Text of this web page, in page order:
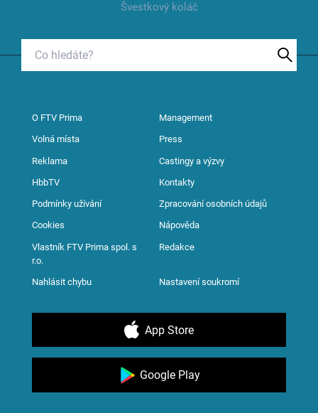
Švestkový koláč
O FTV Prima Management
Volná místa Press
Reklama Castingy a výzvy
HbbTV Kontakty
Podmínky užívání Zpracování osobních údajů
Cookies Nápověda
Vlastník FTV Prima spol. s
r.o.
Redakce
Nahlásit chybu Nastavení soukromí
App Store
Google Play